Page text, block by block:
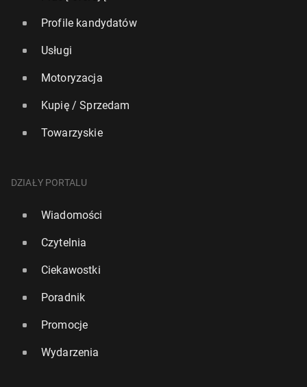
Profile kandydatów
Usługi
Motoryzacja
Kupię / Sprzedam
Towarzyskie
DZIAŁY PORTALU
Wiadomości
Czytelnia
Ciekawostki
Poradnik
Promocje
Wydarzenia